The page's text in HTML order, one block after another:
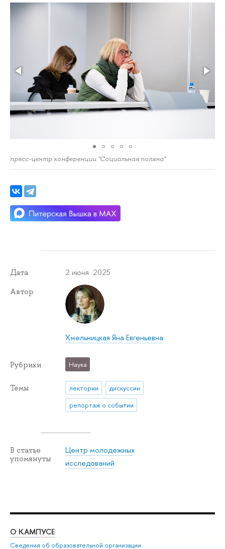
пресс-центр конференции "Социальная поляна"
Дата 2 июня 2025
Автор
Хмельницкая Яна Евгеньевна
Рубрики Наука
Темы лектории
дискуссии
репортаж о событии
В статье
упомянуты
Центр молодежных
исследований
О КАМПУСЕ
Сведения об образовательной организации